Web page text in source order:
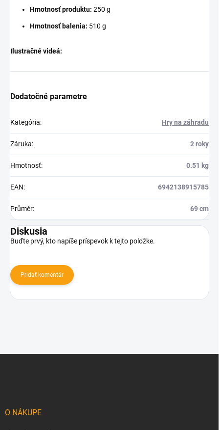
Hmotnosť produktu: 250 g
Hmotnosť balenia: 510 g
Ilustračné videá:
Dodatočné parametre
Kategória: Hry na záhradu
Záruka: 2 roky
Hmotnosť: 0.51 kg
EAN: 6942138915785
Průměr: 69 cm
Diskusia
Buďte prvý, kto napíše príspevok k tejto položke.
Pridať komentár
O NÁKUPE